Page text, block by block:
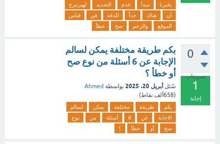
يخبرنا مبدأ عدم التحديد
لهيزنبرج
أن
هناك حداً للدقه في
قياس
الموقع
والزخم صح خطأ
0
تصويتات
1
إجابة
بكم طريقة مختلفة يمكن لسالم
الإجابة عن 6 أسئلة من نوع صح
أو خطأ ؟
سُئل أبريل 20، 2025 بواسطة Ahmed
(658ألف نقاط)
بكم طريقة مختلفة يمكن
لسالم
الإجابة
عن 6 أسئلة من
نوع
صح
أو خطأ ؟